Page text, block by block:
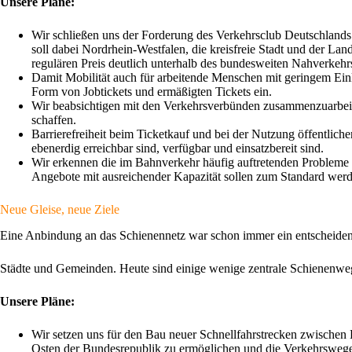
Wir schließen uns der Forderung des Verkehrsclub
soll dabei Nordrhein-Westfalen, die kreisfreie Stadt und der
regulären Preis deutlich unterhalb des bundesweiten
Damit Mobilität auch für arbeitende Menschen mit geringem
Form von Jobtickets und ermäßigten Tickets ein.
Wir beabsichtigen mit den Verkehrsverbünden
schaffen.
Barrierefreiheit beim Ticketkauf und bei der Nutzung
ebenerdig erreichbar sind, verfügbar und einsatzbereit sind.
Wir erkennen die im Bahnverkehr häufig auftretenden
Angebote mit ausreichender Kapazität sollen zum Standard
Neue Gleise, neue Ziele
Eine Anbindung an das Schienennetz war schon immer ein
Städte und Gemeinden. Heute sind einige wenige zentrale
Unsere Pläne:
Wir setzen uns für den Bau neuer Schnellfahrstrecken
Osten der Bundesrepublik zu ermöglichen und die